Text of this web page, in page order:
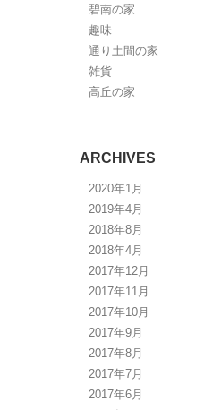
碧南の家
趣味
通り土間の家
雑貨
高丘の家
ARCHIVES
2020年1月
2019年4月
2018年8月
2018年4月
2017年12月
2017年11月
2017年10月
2017年9月
2017年8月
2017年7月
2017年6月